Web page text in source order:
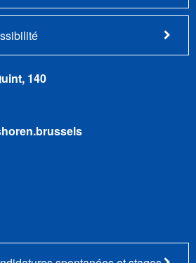
140